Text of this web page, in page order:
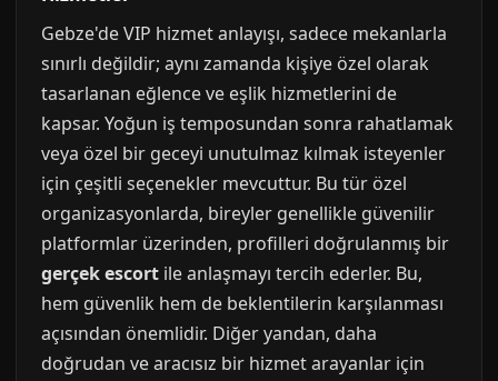
Gebze'de VIP hizmet anlayışı, sadece mekanlarla
sınırlı değildir; aynı zamanda kişiye özel olarak
tasarlanan eğlence ve eşlik hizmetlerini de
kapsar. Yoğun iş temposundan sonra rahatlamak
veya özel bir geceyi unutulmaz kılmak isteyenler
için çeşitli seçenekler mevcuttur. Bu tür özel
organizasyonlarda, bireyler genellikle güvenilir
platformlar üzerinden, profilleri doğrulanmış bir
gerçek escort ile anlaşmayı tercih ederler. Bu,
hem güvenlik hem de beklentilerin karşılanması
açısından önemlidir. Diğer yandan, daha
doğrudan ve aracısız bir hizmet arayanlar için